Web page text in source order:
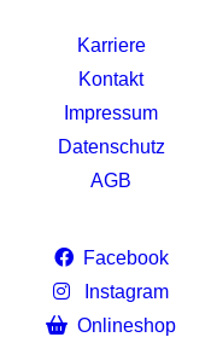
Karriere
Kontakt
Impressum
Datenschutz
AGB
Facebook
Instagram
Onlineshop